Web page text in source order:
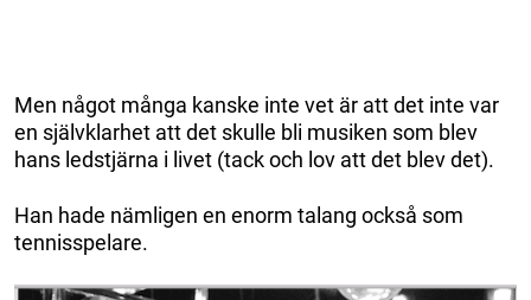
Men något många kanske inte vet är att det inte var
en självklarhet att det skulle bli musiken som blev
hans ledstjärna i livet (tack och lov att det blev det).
Han hade nämligen en enorm talang också som
tennisspelare.